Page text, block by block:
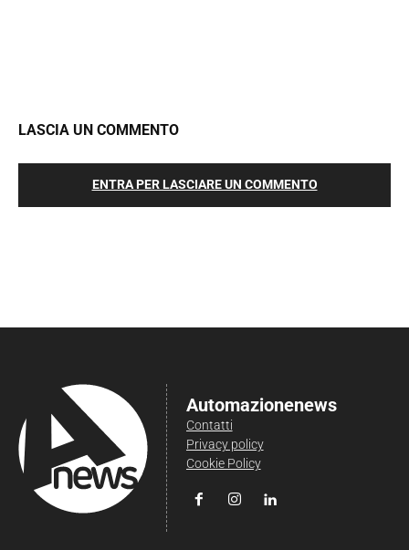
LASCIA UN COMMENTO
ENTRA PER LASCIARE UN COMMENTO
Automazionenews
Contatti
Privacy policy
Cookie Policy